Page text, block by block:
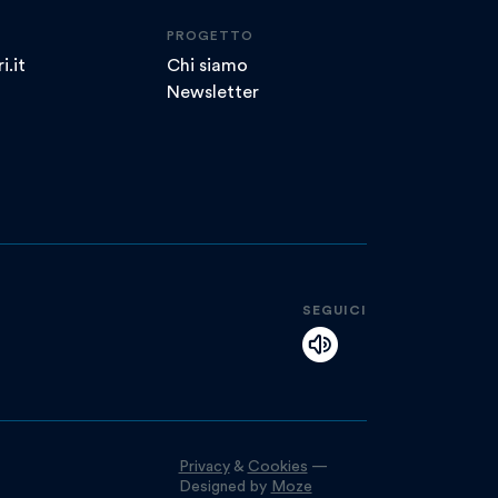
PROGETTO
Chi siamo
Newsletter
SEGUICI
Privacy& Cookies —
Designed by Moze